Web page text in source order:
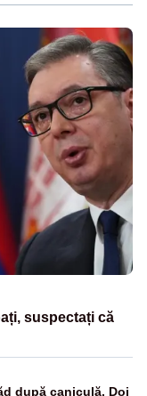
suspectați că
după caniculă. Doi